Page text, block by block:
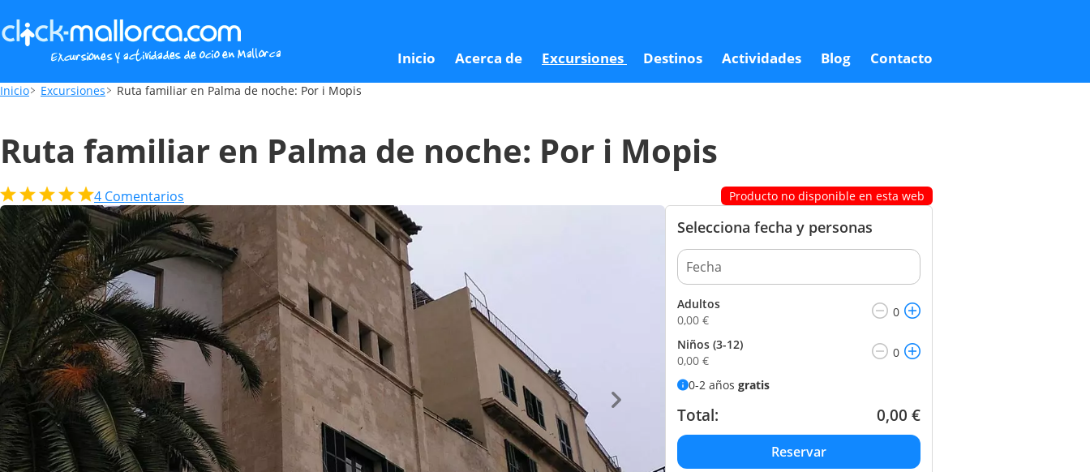
Inicio Acerca de Excursiones Destinos Actividades Blog Contacto
Ruta familiar en Palma de noche: Por i Mopis
Inicio Excursiones Ruta familiar en Palma de noche: Por i Mopis
Ruta familiar en Palma de noche: Por i Mopis
4 Comentarios Producto no disponible en esta web
Selecciona fecha y personas
Adultos
0,00 €
Niños (3-12)
0,00 €
0-2 años gratis
Total: 0,00 €